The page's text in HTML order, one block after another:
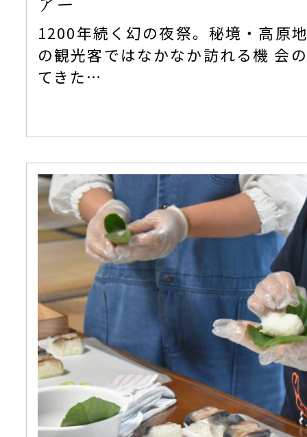
1200年続く幻の夜祭。秘境・高原
の観光客ではなかなか訪れる機 会
てきた…